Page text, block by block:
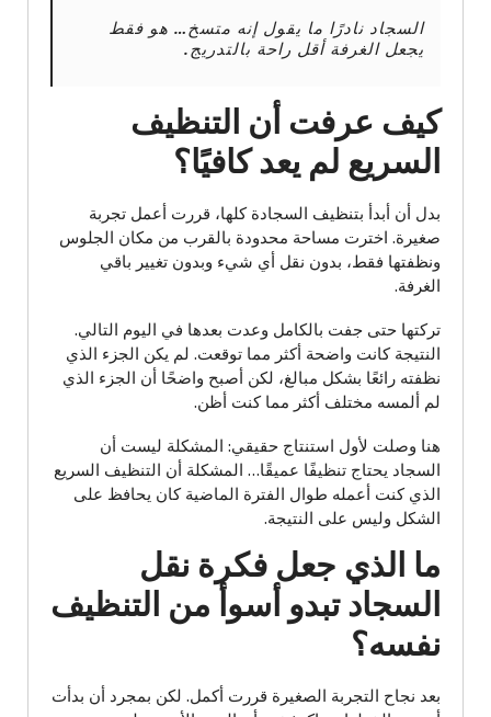
السجاد نادرًا ما يقول إنه متسخ… هو فقط
يجعل الغرفة أقل راحة بالتدريج.
كيف عرفت أن التنظيف
السريع لم يعد كافيًا؟
بدل أن أبدأ بتنظيف السجادة كلها، قررت أعمل تجربة
صغيرة. اخترت مساحة محدودة بالقرب من مكان الجلوس
ونظفتها فقط، بدون نقل أي شيء وبدون تغيير باقي
الغرفة.
تركتها حتى جفت بالكامل وعدت بعدها في اليوم التالي.
النتيجة كانت واضحة أكثر مما توقعت. لم يكن الجزء الذي
نظفته رائعًا بشكل مبالغ، لكن أصبح واضحًا أن الجزء الذي
لم ألمسه مختلف أكثر مما كنت أظن.
هنا وصلت لأول استنتاج حقيقي: المشكلة ليست أن
السجاد يحتاج تنظيفًا عميقًا… المشكلة أن التنظيف السريع
الذي كنت أعمله طوال الفترة الماضية كان يحافظ على
الشكل وليس على النتيجة.
ما الذي جعل فكرة نقل
السجاد تبدو أسوأ من التنظيف
نفسه؟
بعد نجاح التجربة الصغيرة قررت أكمل. لكن بمجرد أن بدأت